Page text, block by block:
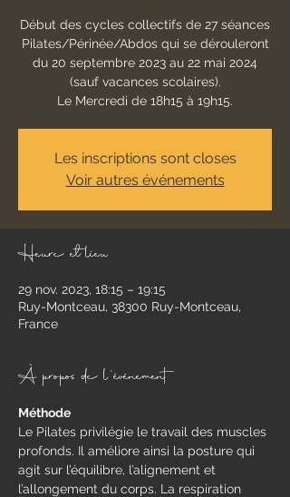
Début des cycles collectifs de 27 séances
Pilates/Périnée/Abdos qui se dérouleront
du 20 septembre 2023 au 22 mai 2024
(sauf vacances scolaires).
Le Mercredi de 18h15 à 19h15.
Les inscriptions sont closes
Voir autres événements
Heure et lieu
29 nov. 2023, 18:15 – 19:15
Ruy-Montceau, 38300 Ruy-Montceau,
France
À propos de l'événement
Méthode
​Le Pilates privilégie le travail des muscles
profonds. Il améliore ainsi la posture qui
agit sur l’équilibre, l’alignement et
l’allongement du corps. La respiration